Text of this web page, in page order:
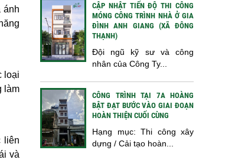
ánh
loại
làm
liên
và
CẬP NHẬT TIẾN ĐỘ THI CÔNG
MÓNG CÔNG TRÌNH NHÀ Ở GIA
ĐÌNH ANH GIANG (XÃ ĐÔNG
THẠNH)
Đội ngũ kỹ sư và công
nhân của Công Ty...
CÔNG TRÌNH TẠI 7A HOÀNG
BẬT ĐẠT BƯỚC VÀO GIAI ĐOẠN
HOÀN THIỆN CUỐI CÙNG
Hạng mục: Thi công xây
dựng / Cải tạo hoàn...